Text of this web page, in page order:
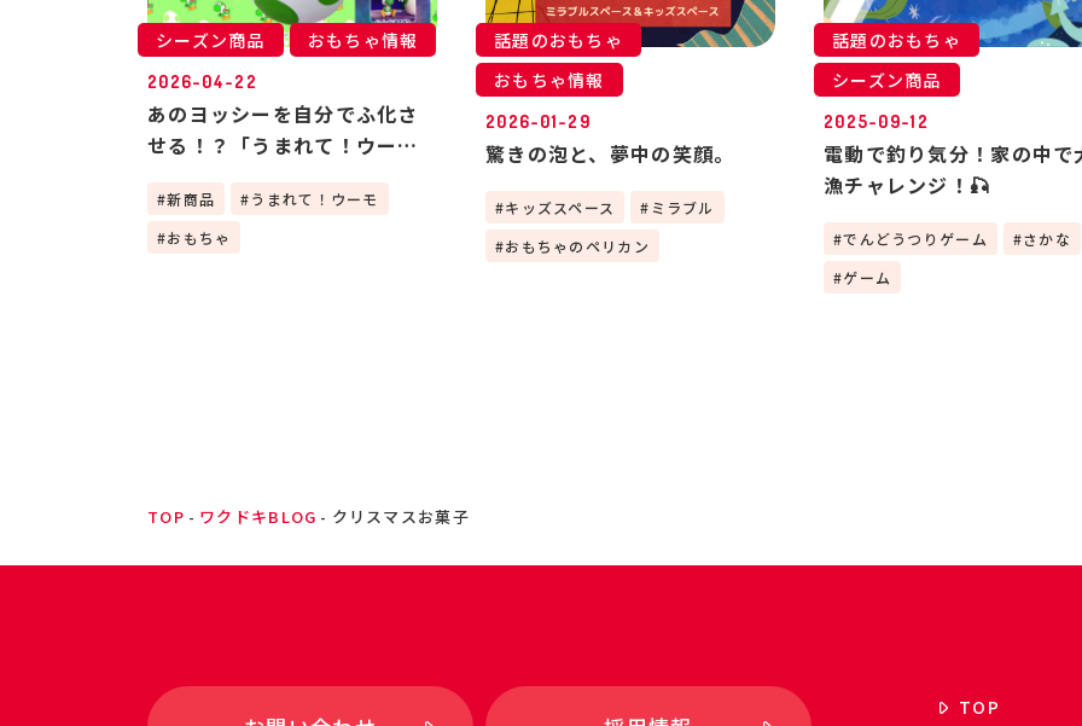
シーズン商品 おもちゃ情報
2026-04-22
あのヨッシーを自分でふ化さ
せる！？「うまれて！ウーモ
ヨッシー」が凄すぎる！🦖
新商品
うまれて！ウーモ
おもちゃ
話題のおもちゃ
おもちゃ情報
2026-01-29
驚きの泡と、夢中の笑顔。
キッズスペース
ミラブル
おもちゃのペリカン
話題のおもちゃ
シーズン商品
2025-09-12
電動で釣り気分！家の中で
漁チャレンジ！🎣
でんどうつりゲーム
さかな
ゲーム
TOP ワクドキBLOG クリスマスお菓子
TOP